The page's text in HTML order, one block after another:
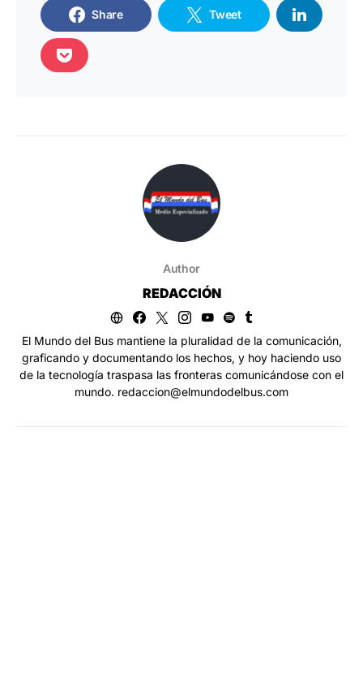
Share Tweet
Author
REDACCIÓN
El Mundo del Bus mantiene la pluralidad de la comunicación,
graficando y documentando los hechos, y hoy haciendo uso
de la tecnología traspasa las fronteras comunicándose con el
mundo. redaccion@elmundodelbus.com